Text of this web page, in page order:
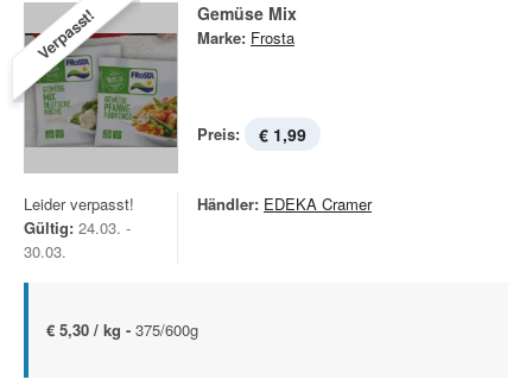
Verpasst! Gemüse Mix
Marke: Frosta
Preis: € 1,99
Leider verpasst!
Gültig: 24.03. -
30.03.
Händler: EDEKA Cramer
€ 5,30 / kg - 375/600g